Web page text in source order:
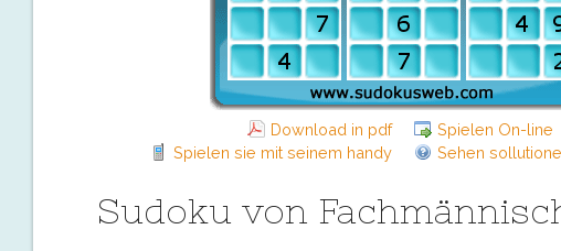
Download in pdf
Spielen On-line
Spielen sie mit seinem handy
Sehen
Sudoku von